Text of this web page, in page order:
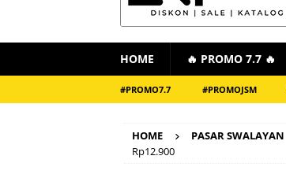
HOME 🔥 PROMO 7.7 🔥
#PROMO7.7 #PROMOJSM
HOME PASAR SWALAYAN
Rp12.900